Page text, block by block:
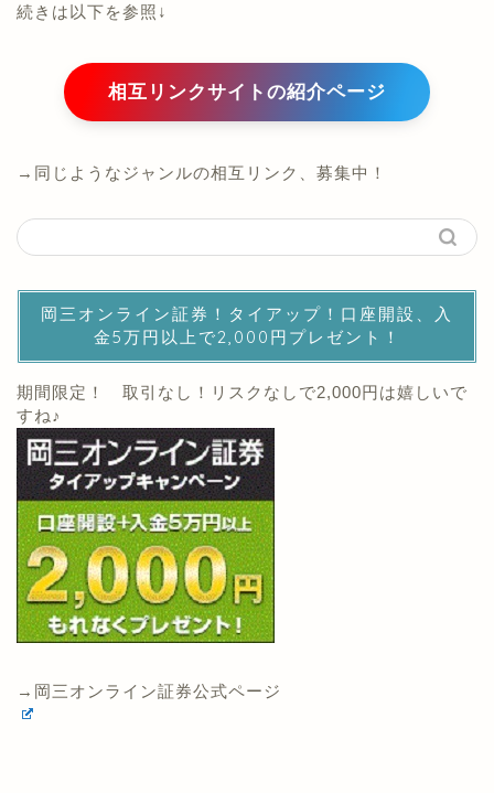
続きは以下を参照↓
相互リンクサイトの紹介ページ
→同じようなジャンルの相互リンク、募集中！
岡三オンライン証券！タイアップ！口座開設、入
金5万円以上で2,000円プレゼント！
期間限定！ 取引なし！リスクなしで2,000円は嬉しいで
すね♪
→岡三オンライン証券公式ページ